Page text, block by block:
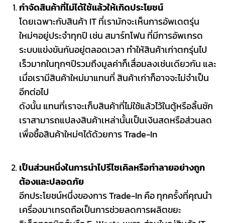
กำจัดสินค้าที่ไม่ได้ใช้แล้วให้เกิดประโยชน์
โดยเฉพาะกับสินค้า IT ที่เรามักจะเห็นการอัพเดตรุ่น
ใหม่ๆอยู่ประจำทุกปี เช่น สมาร์ทโฟน ที่มีการอัพเกรด
ระบบแข่งขันกันอยู่ตลอดเวลา ทำให้สินค้าเก่าตกรุ่นไป
เร็วมากในทุกๆปีรวมถึงมูลค่าก็เสื่อมลงเช่นเดียวกัน และ
เมื่อเรามีสินค้าใหม่มาแทนที่ สินค้าเก่าก็อาจจะไม่จำเป็น
อีกต่อไป
ดังนั้น แทนที่เราจะเก็บสินค้าที่ไม่ใช้แล้วไว้ในตู้หรือลิ้นชัก
เราสามารถแปลงสินค้าเหล่านั้นเป็นเงินสดหรือส่วนลด
เพื่อซื้อสินค้าใหม่ๆได้ด้วยการ Trade-In
เป็นส่วนหนึ่งในการนำไปรีไซเคิลหรือทำลายอย่างถูก
ต้องและปลอดภัย
อีกประโยชน์หนึ่งของการ Trade-In คือ ทุกครั้งที่คุณนำ
เครื่องมาเทรดถือเป็นการช่วยลดการผลิตขยะ